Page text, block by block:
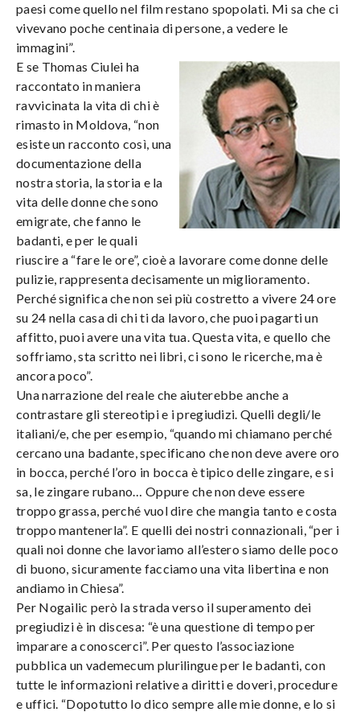
paesi come quello nel film restano spopolati. Mi sa che ci
vivevano poche centinaia di persone, a vedere le
immagini”.
E se Thomas Ciulei ha
raccontato in maniera
ravvicinata la vita di chi è
rimasto in Moldova, “non
esiste un racconto così, una
documentazione della
nostra storia, la storia e la
vita delle donne che sono
emigrate, che fanno le
badanti, e per le quali
riuscire a “fare le ore”, cioè a lavorare come donne delle
pulizie, rappresenta decisamente un miglioramento.
Perché significa che non sei più costretto a vivere 24 ore
su 24 nella casa di chi ti da lavoro, che puoi pagarti un
affitto, puoi avere una vita tua. Questa vita, e quello che
soffriamo, sta scritto nei libri, ci sono le ricerche, ma è
ancora poco”.
Una narrazione del reale che aiuterebbe anche a
contrastare gli stereotipi e i pregiudizi. Quelli degli/le
italiani/e, che per esempio, “quando mi chiamano perché
cercano una badante, specificano che non deve avere oro
in bocca, perché l’oro in bocca è tipico delle zingare, e si
sa, le zingare rubano… Oppure che non deve essere
troppo grassa, perché vuol dire che mangia tanto e costa
troppo mantenerla”. E quelli dei nostri connazionali, “per i
quali noi donne che lavoriamo all’estero siamo delle poco
di buono, sicuramente facciamo una vita libertina e non
andiamo in Chiesa”.
Per Nogailic però la strada verso il superamento dei
pregiudizi è in discesa: “è una questione di tempo per
imparare a conoscerci”. Per questo l’associazione
pubblica un vademecum plurilingue per le badanti, con
tutte le informazioni relative a diritti e doveri, procedure
e uffici. “Dopotutto lo dico sempre alle mie donne, e lo si